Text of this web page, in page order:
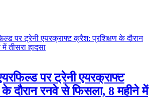
पर ट्रेनी एयरक्राफ्ट
दौरान रनवे से फिसला, 8 महीने में